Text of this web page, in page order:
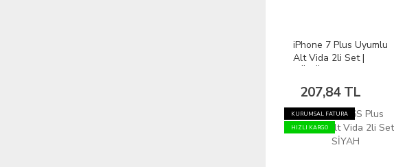
iPhone 7 Plus Uyumlu
Alt Vida 2li Set |
207,84 TL
KURUMSAL FATURA
HIZLI KARGO